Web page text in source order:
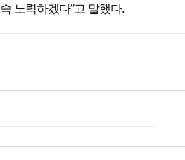
노력하겠다”고 말했다.